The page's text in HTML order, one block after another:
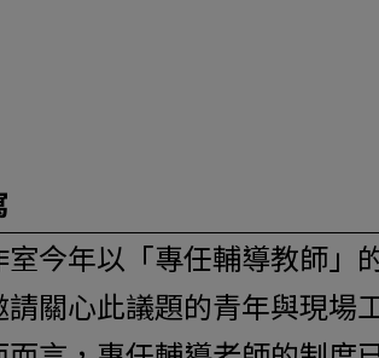
室今年以「專任輔導教師」
關心此議題的青年與現場